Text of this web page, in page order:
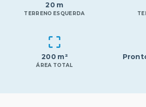
20 m
TERRENO ESQUERDA
200 m²
ÁREA TOTAL